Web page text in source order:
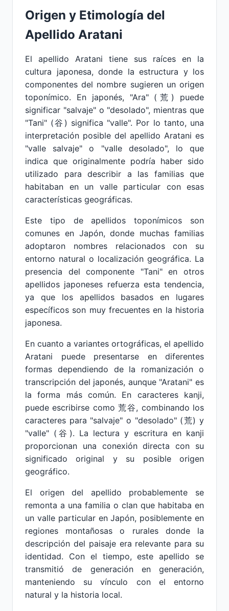
Origen y Etimología del
Apellido Aratani
El apellido Aratani tiene sus raíces en la
cultura japonesa, donde la estructura y los
componentes del nombre sugieren un origen
toponímico. En japonés, "Ara" (荒) puede
significar "salvaje" o "desolado", mientras que
"Tani" (谷) significa "valle". Por lo tanto, una
interpretación posible del apellido Aratani es
"valle salvaje" o "valle desolado", lo que
indica que originalmente podría haber sido
utilizado para describir a las familias que
habitaban en un valle particular con esas
características geográficas.
Este tipo de apellidos toponímicos son
comunes en Japón, donde muchas familias
adoptaron nombres relacionados con su
entorno natural o localización geográfica. La
presencia del componente "Tani" en otros
apellidos japoneses refuerza esta tendencia,
ya que los apellidos basados en lugares
específicos son muy frecuentes en la historia
japonesa.
En cuanto a variantes ortográficas, el apellido
Aratani puede presentarse en diferentes
formas dependiendo de la romanización o
transcripción del japonés, aunque "Aratani" es
la forma más común. En caracteres kanji,
puede escribirse como 荒谷, combinando los
caracteres para "salvaje" o "desolado" (荒) y
"valle" (谷). La lectura y escritura en kanji
proporcionan una conexión directa con su
significado original y su posible origen
geográfico.
El origen del apellido probablemente se
remonta a una familia o clan que habitaba en
un valle particular en Japón, posiblemente en
regiones montañosas o rurales donde la
descripción del paisaje era relevante para su
identidad. Con el tiempo, este apellido se
transmitió de generación en generación,
manteniendo su vínculo con el entorno
natural y la historia local.